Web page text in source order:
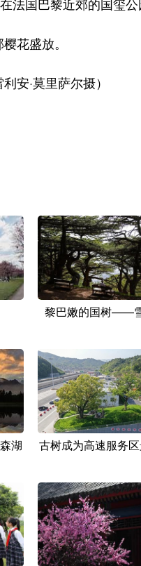
花盛放。
·莫里萨尔摄）
黎巴嫩的国树——
湖 古树成为高速服务